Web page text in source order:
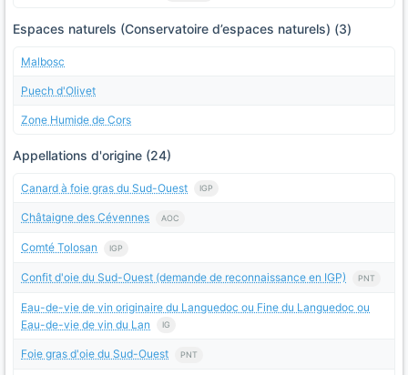
Espaces naturels (Conservatoire d’espaces naturels) (3)
Malbosc
Puech d'Olivet
Zone Humide de Cors
Appellations d'origine (24)
Canard à foie gras du Sud-Ouest IGP
Châtaigne des Cévennes AOC
Comté Tolosan IGP
Confit d'oie du Sud-Ouest (demande de reconnaissance en IGP) PNT
Eau-de-vie de vin originaire du Languedoc ou Fine du Languedoc ou
Eau-de-vie de vin du Lan
IG
Foie gras d'oie du Sud-Ouest PNT